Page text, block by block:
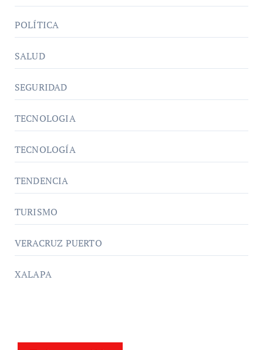
POLÍTICA
SALUD
SEGURIDAD
TECNOLOGIA
TECNOLOGÍA
TENDENCIA
TURISMO
VERACRUZ PUERTO
XALAPA